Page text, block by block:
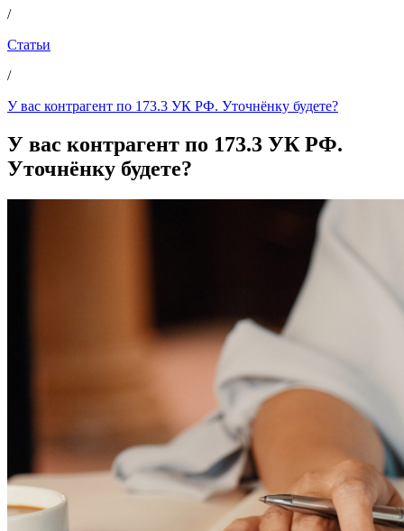
/
Статьи
/
У вас контрагент по 173.3 УК РФ. Уточнёнку будете?
У вас контрагент по 173.3 УК РФ.
Уточнёнку будете?